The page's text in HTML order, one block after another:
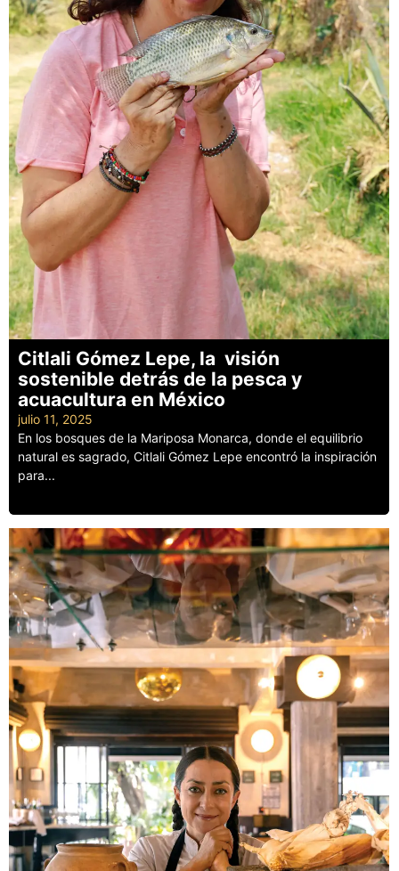
Citlali Gómez Lepe, la visión
sostenible detrás de la pesca y
acuacultura en México
julio 11, 2025
En los bosques de la Mariposa Monarca, donde el equilibrio
natural es sagrado, Citlali Gómez Lepe encontró la inspiración
para...